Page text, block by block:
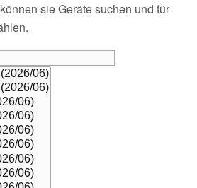
sie Geräte suchen und für